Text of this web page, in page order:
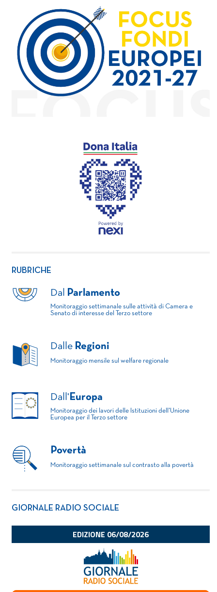
RUBRICHE
Dal Parlamento
Monitoraggio settimanale sulle attività di Camera e
Senato di interesse del Terzo settore
Dalle Regioni
Monitoraggio mensile sul welfare regionale
Dall' Europa
Monitoraggio dei lavori delle Istituzioni dell'Unione
Europea per il Terzo settore
Povertà
Monitoraggio settimanale sul contrasto alla povertà
GIORNALE RADIO SOCIALE